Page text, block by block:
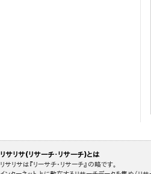
リサリサ(リサーチ・リサーチ)とは
リサリサは『リーサチ・リサーチ』の略です。